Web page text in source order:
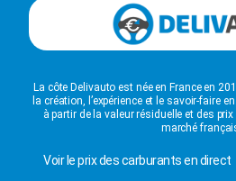
La côte Delivauto est née en France en
la création, l’expérience et le savoir-faire
à partir de la valeur résiduelle et des
marché
Voir le prix des carburants en direct